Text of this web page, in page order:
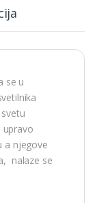
se u
upravo
a njegove
nalaze se